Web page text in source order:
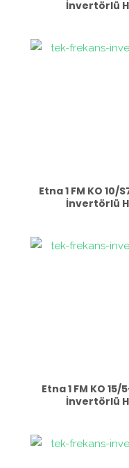
İnvertörlü
Etna 1 FM KO 10/
İnvertörlü
Etna 1 FM KO
İnvertörlü